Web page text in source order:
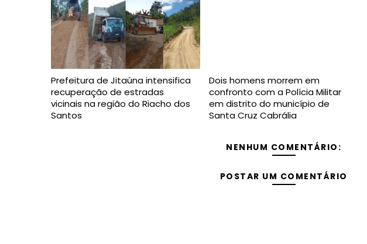
Prefeitura de Jitaúna intensifica
recuperação de estradas
vicinais na região do Riacho dos
Santos
Dois homens morrem em
confronto com a Polícia Militar
em distrito do município de
Santa Cruz Cabrália
NENHUM COMENTÁRIO:
POSTAR UM COMENTÁRIO